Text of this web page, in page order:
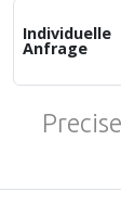
Individuelle
Anfrage